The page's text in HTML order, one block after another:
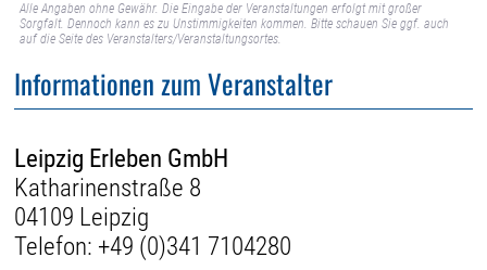
Alle Angaben ohne Gewähr. Die Eingabe der Veranstaltungen erfolgt mit großer
Sorgfalt. Dennoch kann es zu Unstimmigkeiten kommen. Bitte schauen Sie ggf. auch
auf die Seite des Veranstalters/Veranstaltungsortes.
Informationen zum Veranstalter
Leipzig Erleben GmbH
Katharinenstraße 8
04109 Leipzig
Telefon: +49 (0)341 7104280